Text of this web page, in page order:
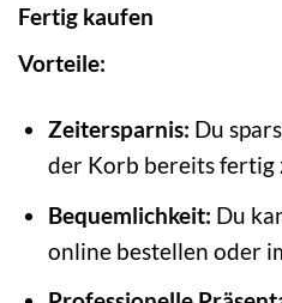
Fertig kaufen
Vorteile:
Zeitersparnis: Du
der Korb bereits fertig
Bequemlichkeit: Du
online bestellen oder